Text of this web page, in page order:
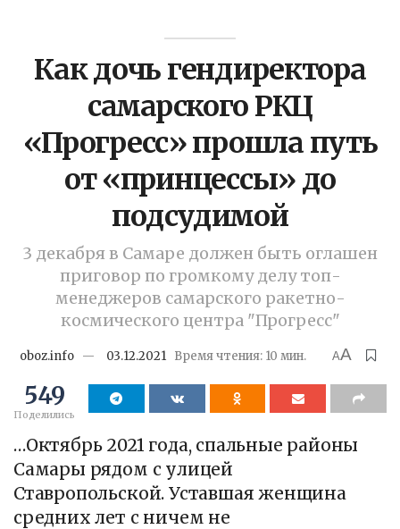
Как дочь гендиректора
самарского РКЦ
«Прогресс» прошла путь
от «принцессы» до
подсудимой
3 декабря в Самаре должен быть оглашен
приговор по громкому делу топ-
менеджеров самарского ракетно-
космического центра "Прогресс"
oboz.info 03.12.2021 Время чтения: 10 мин. AA
549
Поделились
…Октябрь 2021 года, спальные районы
Самары рядом с улицей
Ставропольской. Уставшая женщина
средних лет с ничем не